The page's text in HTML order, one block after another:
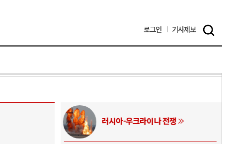
로그인 기사제보
러시아-우크라이나 전쟁